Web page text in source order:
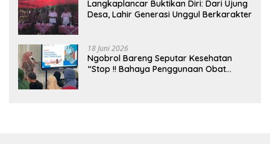
Langkaplancar Buktikan Diri: Dari Ujung
Desa, Lahir Generasi Unggul Berkarakter
18 Juni 2026
Ngobrol Bareng Seputar Kesehatan
“Stop !! Bahaya Penggunaan Obat